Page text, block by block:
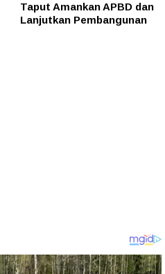
Taput Amankan APBD dan
Lanjutkan Pembangunan